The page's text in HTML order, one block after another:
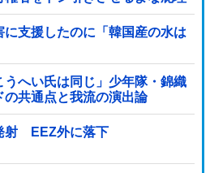
に支援したのに「韓国産の水は
うへい氏は同じ」少年隊・錦織
共通点と我流の演出論
射 EEZ外に落下